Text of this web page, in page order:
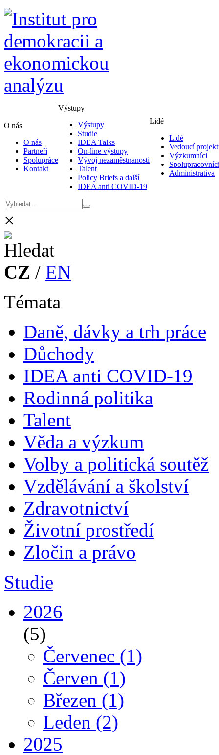
O nás
O nás
Partneři
Spolupráce
Kontakt
Výstupy
Výstupy
Studie
IDEA Talks
On-line výstupy
Vývoj nezaměstnanosti
Talent
Policy Briefs a další
IDEA anti COVID-19
Lidé
Lidé
Vedoucí
Výzkumníci
Spolupracovníci
Administrativa
×
CZ / EN
Témata
Daně, dávky a trh práce
Důchody
IDEA anti COVID-19
Rodinná politika
Talent
Věda a výzkum
Volby a politická soutěž
Vzdělávání a školství
Zdravotnictví
Životní prostředí
Zločin a právo
Studie
2026
(5)
Červenec (1)
Červen (1)
Březen (1)
Leden (2)
2025